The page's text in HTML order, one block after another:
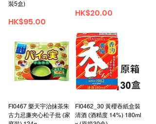
裝5盒)
Price
HK$95.00
Price
HK$20.00
FI0467 樂天宇治抹茶朱
古力忌廉夾心松子批 (家
FI0462_30 黃櫻吞紙盒裝
清酒 (酒精度 14%) 180ml